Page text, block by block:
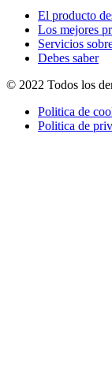
El producto
Los mejores
Servicios
Debes saber
© 2022 Todos los
Politica de
Politica de